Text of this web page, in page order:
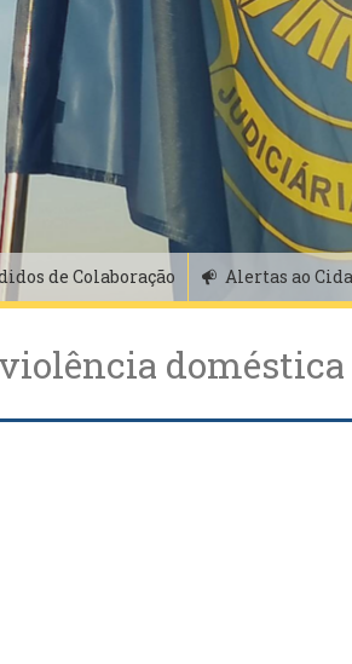
de Colaboração Alertas ao
doméstica